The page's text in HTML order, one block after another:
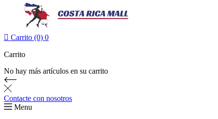
 Carrito (0) 0
Carrito
No hay más artículos en su carrito
Contacte con nosotros
Menu